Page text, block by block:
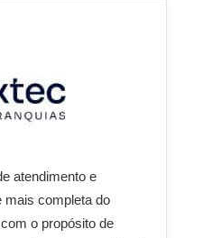
atendimento e
mais completa do
o propósito de